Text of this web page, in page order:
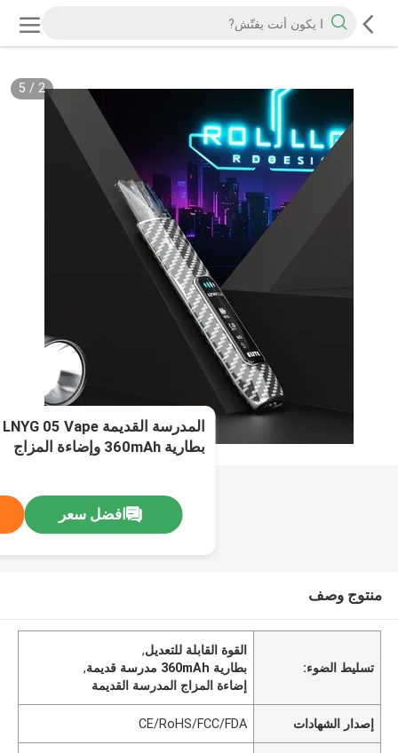
2
/
5
بطارية 360mAh وإضاءة المزاج
افضل سعر
منتوج وصف
تسليط الضوء:
القوة القابلة للتعديل,
بطارية 360mAh مدرسة قديمة
,
إضاءة المزاج المدرسة القديمة
إصدار الشهادات CE/RoHS/FCC/FDA